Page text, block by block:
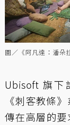
圖／《阿凡達：潘朵
Ubisoft 旗下
《刺客教條
傳在高層的要